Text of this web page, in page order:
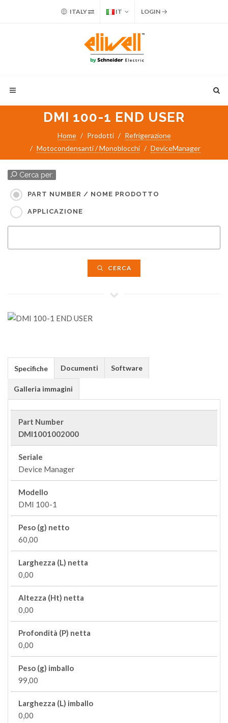
ITALY IT LOGIN
DMI 100-1 END USER
Home Prodotti
Refrigerazione
Motocondensanti / Monoblocchi
DeviceManager
Cerca per:
PART NUMBER / NOME PRODOTTO
APPLICAZIONE
CERCA
Specifiche Documenti Software
Galleria immagini
Part Number
DMI1001002000
Seriale
Device Manager
Modello
DMI 100-1
Peso (g) netto
60,00
Larghezza (L) netta
0,00
Altezza (Ht) netta
0,00
Profondità (P) netta
0,00
Peso (g) imballo
99,00
Larghezza (L) imballo
0,00